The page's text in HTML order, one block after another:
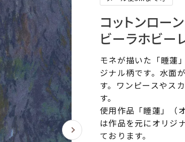
コットンロー
ビーラホビー
モネが描いた「睡蓮
ジナル柄です。水面
す。ワンピースやス
す。
使用作品「睡蓮」（
は作品を元にオリジ
ております。